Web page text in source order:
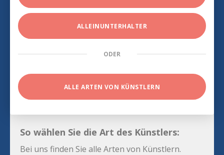
ALLEINUNTERHALTER
ODER
ALLE ARTEN VON KÜNSTLERN
So wählen Sie die Art des Künstlers:
Bei uns finden Sie alle Arten von Künstlern.